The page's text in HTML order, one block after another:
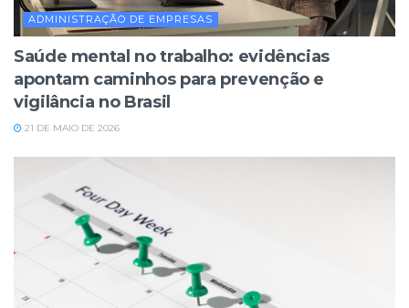
ADMINISTRAÇÃO DE EMPRESAS
Saúde mental no trabalho: evidências
apontam caminhos para prevenção e
vigilância no Brasil
21 DE MAIO DE 2026